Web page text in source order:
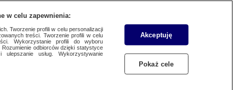
w celu zapewnienia:
Tworzenie profili w celu personalizacji
treści. Tworzenie profili w celu
Wykorzystanie profili do wyboru
odbiorców dzięki statystyce
usług. Wykorzystywanie
Akceptuję
Pokaż cele